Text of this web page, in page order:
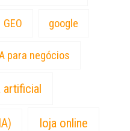
GEO google
para negócios
artificial
loja online